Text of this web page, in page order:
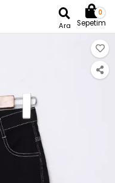
Ara
0
Sepetim